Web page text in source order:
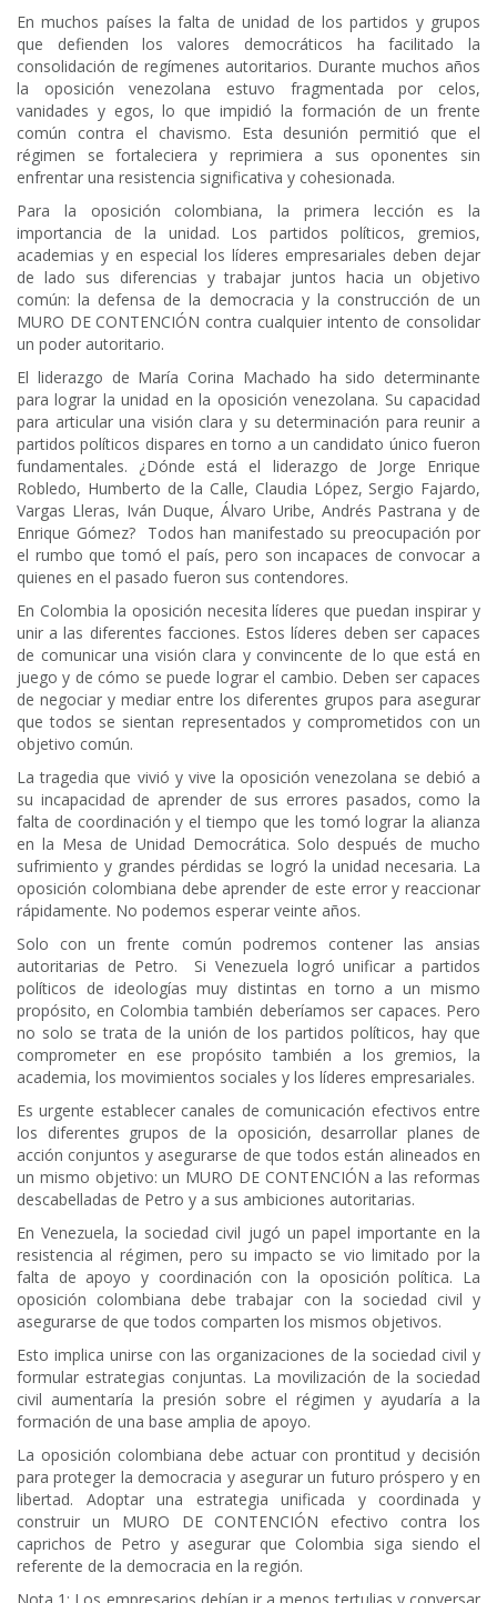
En muchos países la falta de unidad de los partidos y grupos
que defienden los valores democráticos ha facilitado la
consolidación de regímenes autoritarios. Durante muchos años
la oposición venezolana estuvo fragmentada por celos,
vanidades y egos, lo que impidió la formación de un frente
común contra el chavismo. Esta desunión permitió que el
régimen se fortaleciera y reprimiera a sus oponentes sin
enfrentar una resistencia significativa y cohesionada.
Para la oposición colombiana, la primera lección es la
importancia de la unidad. Los partidos políticos, gremios,
academias y en especial los líderes empresariales deben dejar
de lado sus diferencias y trabajar juntos hacia un objetivo
común: la defensa de la democracia y la construcción de un
MURO DE CONTENCIÓN contra cualquier intento de consolidar
un poder autoritario.
El liderazgo de María Corina Machado ha sido determinante
para lograr la unidad en la oposición venezolana. Su capacidad
para articular una visión clara y su determinación para reunir a
partidos políticos dispares en torno a un candidato único fueron
fundamentales. ¿Dónde está el liderazgo de Jorge Enrique
Robledo, Humberto de la Calle, Claudia López, Sergio Fajardo,
Vargas Lleras, Iván Duque, Álvaro Uribe, Andrés Pastrana y de
Enrique Gómez? Todos han manifestado su preocupación por
el rumbo que tomó el país, pero son incapaces de convocar a
quienes en el pasado fueron sus contendores.
En Colombia la oposición necesita líderes que puedan inspirar y
unir a las diferentes facciones. Estos líderes deben ser capaces
de comunicar una visión clara y convincente de lo que está en
juego y de cómo se puede lograr el cambio. Deben ser capaces
de negociar y mediar entre los diferentes grupos para asegurar
que todos se sientan representados y comprometidos con un
objetivo común.
La tragedia que vivió y vive la oposición venezolana se debió a
su incapacidad de aprender de sus errores pasados, como la
falta de coordinación y el tiempo que les tomó lograr la alianza
en la Mesa de Unidad Democrática. Solo después de mucho
sufrimiento y grandes pérdidas se logró la unidad necesaria. La
oposición colombiana debe aprender de este error y reaccionar
rápidamente. No podemos esperar veinte años.
Solo con un frente común podremos contener las ansias
autoritarias de Petro. Si Venezuela logró unificar a partidos
políticos de ideologías muy distintas en torno a un mismo
propósito, en Colombia también deberíamos ser capaces. Pero
no solo se trata de la unión de los partidos políticos, hay que
comprometer en ese propósito también a los gremios, la
academia, los movimientos sociales y los líderes empresariales.
Es urgente establecer canales de comunicación efectivos entre
los diferentes grupos de la oposición, desarrollar planes de
acción conjuntos y asegurarse de que todos están alineados en
un mismo objetivo: un MURO DE CONTENCIÓN a las reformas
descabelladas de Petro y a sus ambiciones autoritarias.
En Venezuela, la sociedad civil jugó un papel importante en la
resistencia al régimen, pero su impacto se vio limitado por la
falta de apoyo y coordinación con la oposición política. La
oposición colombiana debe trabajar con la sociedad civil y
asegurarse de que todos comparten los mismos objetivos.
Esto implica unirse con las organizaciones de la sociedad civil y
formular estrategias conjuntas. La movilización de la sociedad
civil aumentaría la presión sobre el régimen y ayudaría a la
formación de una base amplia de apoyo.
La oposición colombiana debe actuar con prontitud y decisión
para proteger la democracia y asegurar un futuro próspero y en
libertad. Adoptar una estrategia unificada y coordinada y
construir un MURO DE CONTENCIÓN efectivo contra los
caprichos de Petro y asegurar que Colombia siga siendo el
referente de la democracia en la región.